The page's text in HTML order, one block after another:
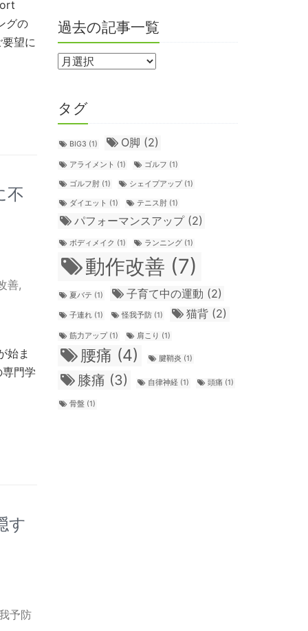
グの
望に
不
善,
始ま
門学
す
予防
過去の記事一覧
タグ
BIG3 (1) О脚 (2)
アライメント (1) ゴルフ (1)
ゴルフ肘(1) シェイプアップ(1)
ダイエット (1) テニス肘(1)
パフォーマンスアップ(2)
ボディメイク (1) ランニング(1)
動作改善 (7)
夏バテ (1) 子育て中の運動 (2)
子連れ(1) 怪我予防(1) 猫背 (2)
筋力アップ(1) 肩こり (1)
腰痛 (4) 腱鞘炎 (1)
膝痛 (3) 自律神経(1) 頭痛 (1)
骨盤(1)